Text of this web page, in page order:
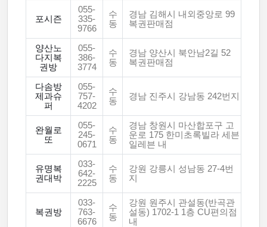
포시즌
055-
335-
9766
수
동
경남 김해시 내외중앙로 99
복권판매점
양산노
다지복
권방
055-
386-
3774
수
동
경남 양산시 북안남2길 52
복권판매점
다솜방
제과슈
퍼
055-
757-
4202
수
동
경남 진주시 강남동 242번지
완월로
또
055-
245-
0671
수
동
경남 창원시 마산합포구 고
운로 175 한미초록빌라 세븐
일레븐 내
유명복
권대박
033-
642-
2225
수
동
강원 강릉시 성남동 27-4번
지
복권방
033-
763-
6676
수
동
강원 원주시 관설동(반곡관
설동) 1702-1 1층 CU편의점
내